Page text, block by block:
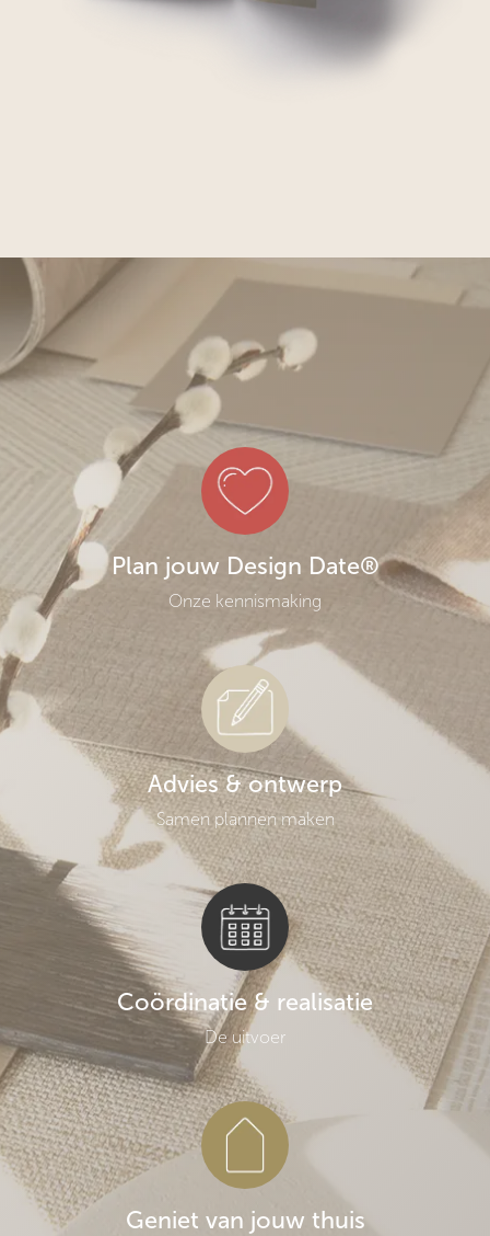
Plan jouw Design Date®
Onze kennismaking
Advies & ontwerp
Samen plannen maken
Coördinatie & realisatie
De uitvoer
Geniet van jouw thuis